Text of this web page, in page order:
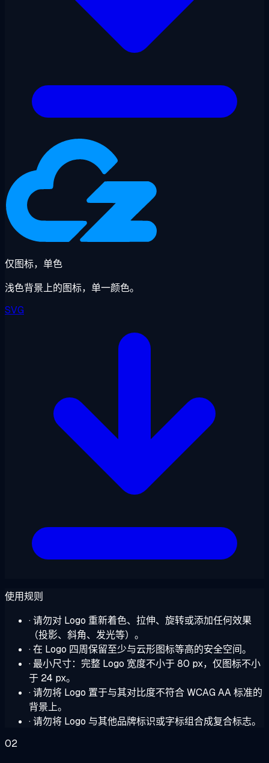
仅图标，单色
浅色背景上的图标，单一颜色。
SVG
使用规则
· 请勿对 Logo 重新着色、拉伸、旋转或添加任何效果
（投影、斜角、发光等）。
· 在 Logo 四周保留至少与云形图标等高的安全空间。
· 最小尺寸：完整 Logo 宽度不小于 80 px，仅图标不小
于 24 px。
· 请勿将 Logo 置于与其对比度不符合 WCAG AA 标准的
背景上。
· 请勿将 Logo 与其他品牌标识或字标组合成复合标志。
02